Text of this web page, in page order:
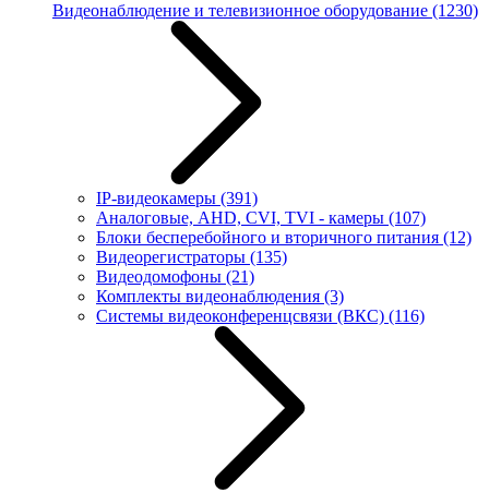
Видеонаблюдение и телевизионное оборудование (1230)
IP-видеокамеры (391)
Аналоговые, AHD, CVI, TVI - камеры (107)
Блоки бесперебойного и вторичного питания (12)
Видеорегистраторы (135)
Видеодомофоны (21)
Комплекты видеонаблюдения (3)
Системы видеоконференцсвязи (ВКС) (116)